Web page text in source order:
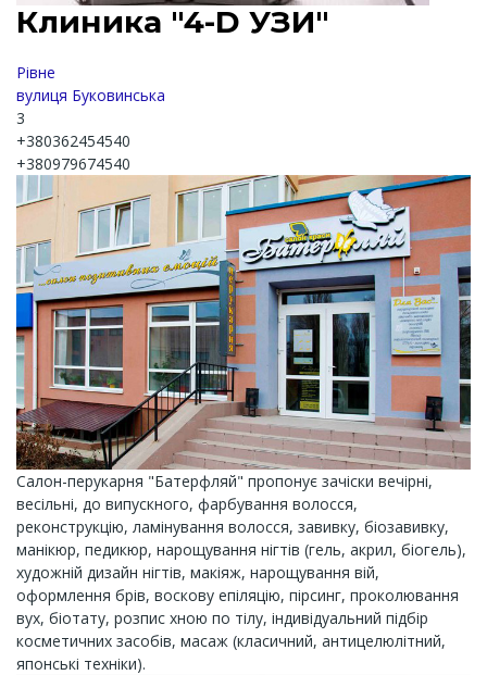
Клиника "4-D УЗИ"
Рівне
вулиця Буковинська
3
+380362454540
+380979674540
Салон-перукарня "Батерфляй" пропонує зачіски вечірні,
весільні, до випускного, фарбування волосся,
реконструкцію, ламінування волосся, завивку, біозавивку,
манікюр, педикюр, нарощування нігтів (гель, акрил, біогель),
художній дизайн нігтів, макіяж, нарощування вій,
оформлення брів, воскову епіляцію, пірсинг, проколювання
вух, біотату, розпис хною по тілу, індивідуальний підбір
косметичних засобів, масаж (класичний, антицелюлітний,
японські техніки).